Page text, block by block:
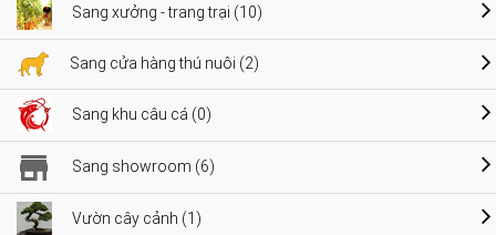
Sang xưởng - trang trại (10)
Sang cửa hàng thú nuôi (2)
Sang khu câu cá (0)
Sang showroom (6)
Vườn cây cảnh (1)